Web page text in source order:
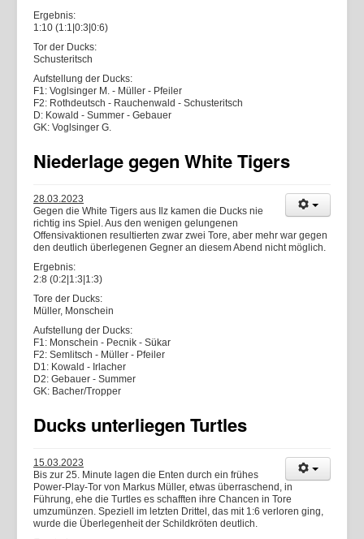
Ergebnis:
1:10 (1:1|0:3|0:6)
Tor der Ducks:
Schusteritsch
Aufstellung der Ducks:
F1: Voglsinger M. - Müller - Pfeiler
F2: Rothdeutsch - Rauchenwald - Schusteritsch
D: Kowald - Summer - Gebauer
GK: Voglsinger G.
Niederlage gegen White Tigers
28.03.2023
Gegen die White Tigers aus Ilz kamen die Ducks nie
richtig ins Spiel. Aus den wenigen gelungenen
Offensivaktionen resultierten zwar zwei Tore, aber mehr war gegen
den deutlich überlegenen Gegner an diesem Abend nicht möglich.
Ergebnis:
2:8 (0:2|1:3|1:3)
Tore der Ducks:
Müller, Monschein
Aufstellung der Ducks:
F1: Monschein - Pecnik - Sükar
F2: Semlitsch - Müller - Pfeiler
D1: Kowald - Irlacher
D2: Gebauer - Summer
GK: Bacher/Tropper
Ducks unterliegen Turtles
15.03.2023
Bis zur 25. Minute lagen die Enten durch ein frühes
Power-Play-Tor von Markus Müller, etwas überraschend, in
Führung, ehe die Turtles es schafften ihre Chancen in Tore
umzumünzen. Speziell im letzten Drittel, das mit 1:6 verloren ging,
wurde die Überlegenheit der Schildkröten deutlich.